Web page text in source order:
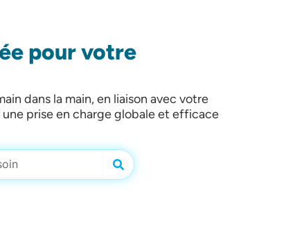
pour votre
dans la main, en liaison avec votre
prise en charge globale et efficace
Rechercher